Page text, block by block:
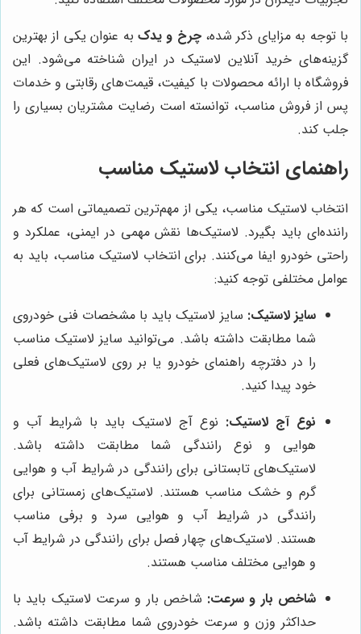
با توجه به مزایای ذکر شده،چرخ و یدک به عنوان یکی از بهترین
گزینه‌های خرید آنلاین لاستیک در ایران شناخته می‌شود. این
فروشگاه با ارائه محصولات با کیفیت، قیمت‌های رقابتی و خدمات
پس از فروش مناسب، توانسته است رضایت مشتریان بسیاری را
جلب کند.
راهنمای انتخاب لاستیک مناسب
انتخاب لاستیک مناسب، یکی از مهم‌ترین تصمیماتی است که هر
راننده‌ای باید بگیرد. لاستیک‌ها نقش مهمی در ایمنی، عملکرد و
راحتی خودرو ایفا می‌کنند. برای انتخاب لاستیک مناسب، باید به
عوامل مختلفی توجه کنید:
سایز لاستیک: سایز لاستیک باید با مشخصات فنی خودروی
شما مطابقت داشته باشد. می‌توانید سایز لاستیک مناسب
را در دفترچه راهنمای خودرو یا بر روی لاستیک‌های فعلی
خود پیدا کنید.
نوع آج لاستیک: نوع آج لاستیک باید با شرایط آب و
هوایی و نوع رانندگی شما مطابقت داشته باشد.
لاستیک‌های تابستانی برای رانندگی در شرایط آب و هوایی
گرم و خشک مناسب هستند. لاستیک‌های زمستانی برای
رانندگی در شرایط آب و هوایی سرد و برفی مناسب
هستند. لاستیک‌های چهار فصل برای رانندگی در شرایط آب
و هوایی مختلف مناسب هستند.
شاخص بار و سرعت: شاخص بار و سرعت لاستیک باید با
حداکثر وزن و سرعت خودروی شما مطابقت داشته باشد.